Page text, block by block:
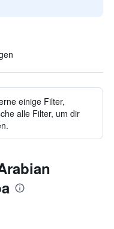
einige Filter,
alle Filter, um dir